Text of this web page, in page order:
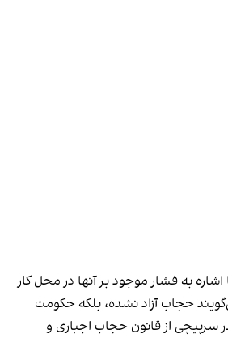
اشاره به فشار موجود بر آنها در محل کار
حجاب آزاد نشده، بلکه حکومت
سرپیچی از قانون حجاب اجباری و